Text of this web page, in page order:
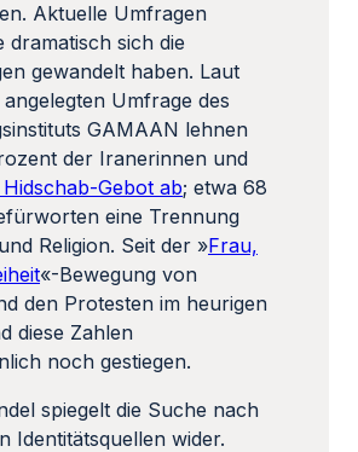
Aktuelle Umfragen
dramatisch sich die
gewandelt haben. Laut
Umfrage des
GAMAAN lehnen
der Iranerinnen und
Hidschab-Gebot ab; etwa 68
eine Trennung
Religion. Seit der »Frau,
«-Bewegung von
den Protesten im heurigen
diese Zahlen
noch gestiegen.
spiegelt die Suche nach
Identitätsquellen wider.